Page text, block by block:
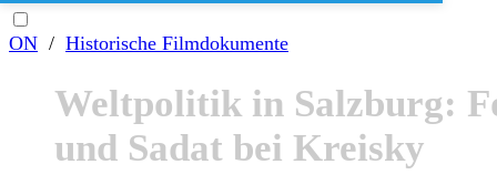
ON / Historische Filmdokumente
Weltpolitik in Salzburg:
und Sadat bei Kreisky